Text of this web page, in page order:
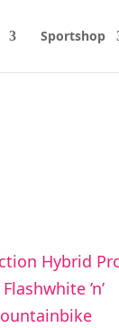
Sportshop